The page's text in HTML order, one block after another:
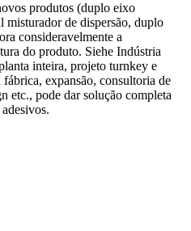
produtos (duplo eixo
de dispersão, duplo
consideravelmente a
do produto. Siehe Indústria
inteira, projeto turnkey e
expansão, consultoria de
etc., pode dar solução completa